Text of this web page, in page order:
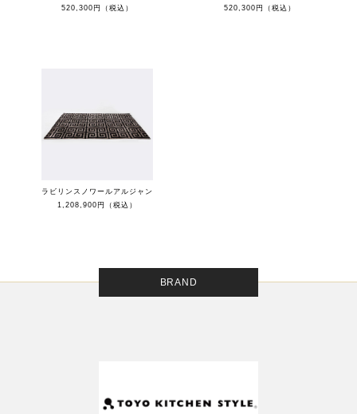
520,300円（税込）
520,300円（税込）
ラビリンスノワールアルジャン
1,208,900円（税込）
BRAND